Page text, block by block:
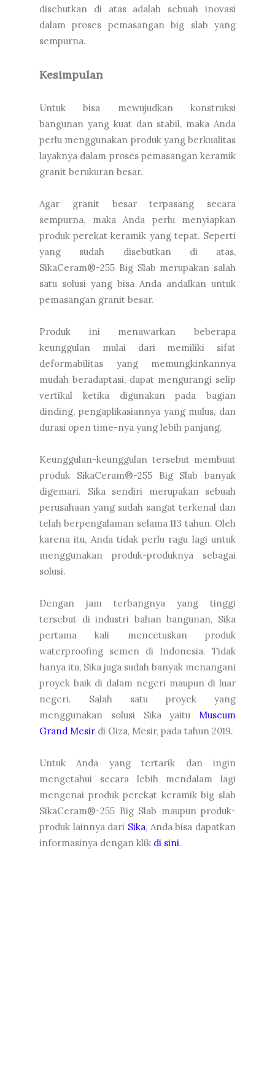
disebutkan di atas adalah sebuah inovasi
dalam proses pemasangan big slab yang
sempurna.
Kesimpulan
Untuk bisa mewujudkan konstruksi
bangunan yang kuat dan stabil, maka Anda
perlu menggunakan produk yang berkualitas
layaknya dalam proses pemasangan keramik
granit berukuran besar.
Agar granit besar terpasang secara
sempurna, maka Anda perlu menyiapkan
produk perekat keramik yang tepat. Seperti
yang sudah disebutkan di atas,
SikaCeram®-255 Big Slab merupakan salah
satu solusi yang bisa Anda andalkan untuk
pemasangan granit besar.
Produk ini menawarkan beberapa
keunggulan mulai dari memiliki sifat
deformabilitas yang memungkinkannya
mudah beradaptasi, dapat mengurangi selip
vertikal ketika digunakan pada bagian
dinding, pengaplikasiannya yang mulus, dan
durasi open time-nya yang lebih panjang.
Keunggulan-keunggulan tersebut membuat
produk SikaCeram®-255 Big Slab banyak
digemari. Sika sendiri merupakan sebuah
perusahaan yang sudah sangat terkenal dan
telah berpengalaman selama 113 tahun. Oleh
karena itu, Anda tidak perlu ragu lagi untuk
menggunakan produk-produknya sebagai
solusi.
Dengan jam terbangnya yang tinggi
tersebut di industri bahan bangunan, Sika
pertama kali mencetuskan produk
waterproofing semen di Indonesia. Tidak
hanya itu, Sika juga sudah banyak menangani
proyek baik di dalam negeri maupun di luar
negeri. Salah satu proyek yang
menggunakan solusi Sika yaitu Museum
Grand Mesir di Giza, Mesir, pada tahun 2019.
Untuk Anda yang tertarik dan ingin
mengetahui secara lebih mendalam lagi
mengenai produk perekat keramik big slab
SikaCeram®-255 Big Slab maupun produk-
produk lainnya dari Sika, Anda bisa dapatkan
informasinya dengan klik di sini.